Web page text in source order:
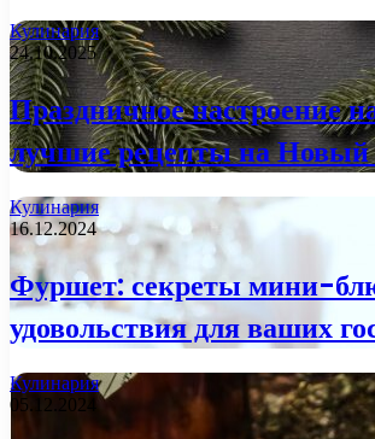
Кулинария
24.10.2025
Праздничное настроение
лучшие рецепты на Новый
Кулинария
16.12.2024
Фуршет: секреты мини-
удовольствия для ваших
Кулинария
05.12.2024